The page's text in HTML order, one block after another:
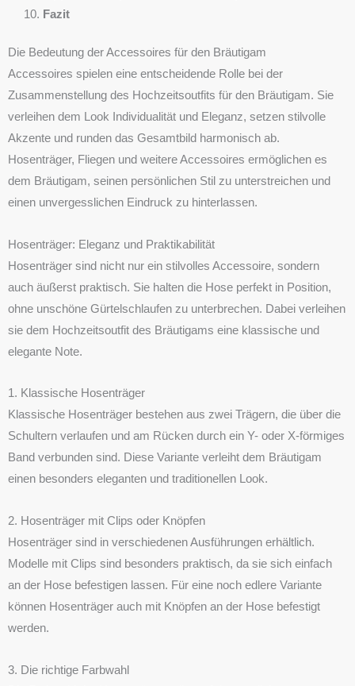
Fazit
Die Bedeutung der Accessoires für den Bräutigam
Accessoires spielen eine entscheidende Rolle bei der
Zusammenstellung des Hochzeitsoutfits für den Bräutigam. Sie
verleihen dem Look Individualität und Eleganz, setzen stilvolle
Akzente und runden das Gesamtbild harmonisch ab.
Hosenträger, Fliegen und weitere Accessoires ermöglichen es
dem Bräutigam, seinen persönlichen Stil zu unterstreichen und
einen unvergesslichen Eindruck zu hinterlassen.
Hosenträger: Eleganz und Praktikabilität
Hosenträger sind nicht nur ein stilvolles Accessoire, sondern
auch äußerst praktisch. Sie halten die Hose perfekt in Position,
ohne unschöne Gürtelschlaufen zu unterbrechen. Dabei verleihen
sie dem Hochzeitsoutfit des Bräutigams eine klassische und
elegante Note.
1. Klassische Hosenträger
Klassische Hosenträger bestehen aus zwei Trägern, die über die
Schultern verlaufen und am Rücken durch ein Y- oder X-förmiges
Band verbunden sind. Diese Variante verleiht dem Bräutigam
einen besonders eleganten und traditionellen Look.
2. Hosenträger mit Clips oder Knöpfen
Hosenträger sind in verschiedenen Ausführungen erhältlich.
Modelle mit Clips sind besonders praktisch, da sie sich einfach
an der Hose befestigen lassen. Für eine noch edlere Variante
können Hosenträger auch mit Knöpfen an der Hose befestigt
werden.
3. Die richtige Farbwahl